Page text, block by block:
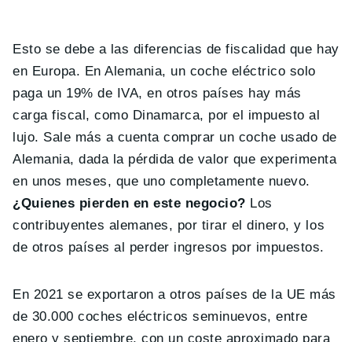
Esto se debe a las diferencias de fiscalidad que hay
en Europa. En Alemania, un coche eléctrico solo
paga un 19% de IVA, en otros países hay más
carga fiscal, como Dinamarca, por el impuesto al
lujo. Sale más a cuenta comprar un coche usado de
Alemania, dada la pérdida de valor que experimenta
en unos meses, que uno completamente nuevo.
¿Quienes pierden en este negocio? Los
contribuyentes alemanes, por tirar el dinero, y los
de otros países al perder ingresos por impuestos.
En 2021 se exportaron a otros países de la UE más
de 30.000 coches eléctricos seminuevos, entre
enero y septiembre, con un coste aproximado para